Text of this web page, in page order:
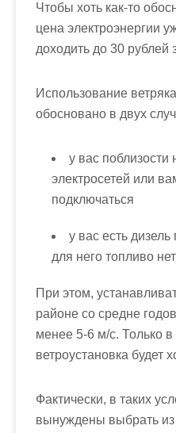
Чтобы хоть как-то
цена электроэнергии
доходить до 30 рублей
Использование
обосновано в двух
у вас поблизости
электросетей или
подключаться
у вас есть
для него топливо
При этом,
районе со средне
менее 5-6 м/с. Только в
ветроустановка будет
Фактически, в таких
вынуждены выбрать